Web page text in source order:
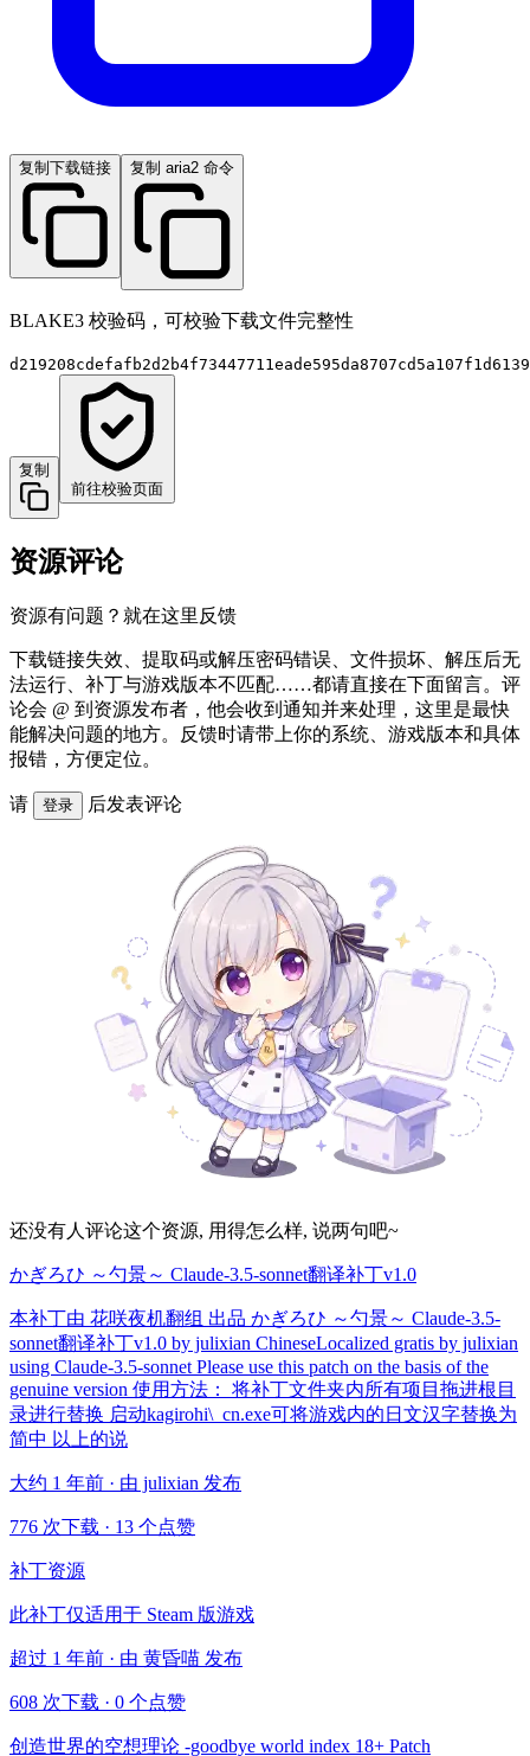
复制下载链接 复制 aria2 命令
BLAKE3 校验码，可校验下载文件完整性
复制
前往校验页面
资源评论
资源有问题？就在这里反馈
下载链接失效、提取码或解压密码错误、文件损坏、解压后无
法运行、补丁与游戏版本不匹配……都请直接在下面留言。评
论会 @ 到资源发布者，他会收到通知并来处理，这里是最快
能解决问题的地方。反馈时请带上你的系统、游戏版本和具体
报错，方便定位。
请 登录 后发表评论
还没有人评论这个资源, 用得怎么样, 说两句吧~
かぎろひ ～勺景～ Claude-3.5-sonnet翻译补丁v1.0
本补丁由 花咲夜机翻组 出品 かぎろひ ～勺景～ Claude-3.5-
sonnet翻译补丁v1.0 by julixian ChineseLocalized gratis by julixian
using Claude-3.5-sonnet Please use this patch on the basis of the
genuine version 使用方法： 将补丁文件夹内所有项目拖进根目
录进行替换 启动kagirohi\_cn.exe可将游戏内的日文汉字替换为
简中 以上的说
大约 1 年前 · 由 julixian 发布
776 次下载 · 13 个点赞
补丁资源
此补丁仅适用于 Steam 版游戏
超过 1 年前 · 由 黄昏喵 发布
608 次下载 · 0 个点赞
创造世界的空想理论 -goodbye world index 18+ Patch